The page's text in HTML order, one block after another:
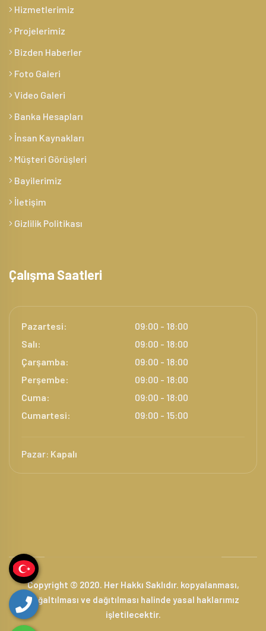
Hizmetlerimiz
Projelerimiz
Bizden Haberler
Foto Galeri
Video Galeri
Banka Hesapları
İnsan Kaynakları
Müşteri Görüşleri
Bayilerimiz
İletişim
Gizlilik Politikası
Çalışma Saatleri
Pazartesi:
09:00 - 18:00
Salı:
09:00 - 18:00
Çarşamba:
09:00 - 18:00
Perşembe:
09:00 - 18:00
Cuma:
09:00 - 18:00
Cumartesi:
09:00 - 15:00
Pazar: Kapalı
Copyright © 2020. Her Hakkı Saklıdır. kopyalanması,
çoğaltılması ve dağıtılması halinde yasal haklarımız
işletilecektir.